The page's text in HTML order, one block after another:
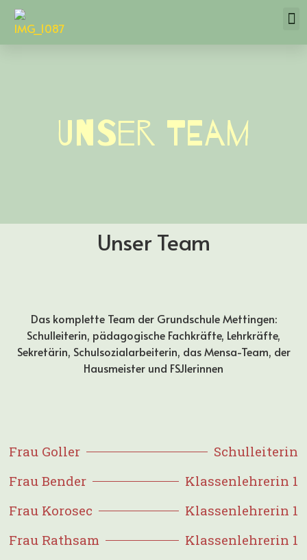
Unser Team
Unser Team
Das komplette Team der Grundschule Mettingen:
Schulleiterin, pädagogische Fachkräfte, Lehrkräfte,
Sekretärin, Schulsozialarbeiterin, das Mensa-Team, der
Hausmeister und FSJlerinnen
Frau Goller
Schulleiterin
Frau Bender
Klassenlehrerin 1
Frau Korosec
Klassenlehrerin 1
Frau Rathsam
Klassenlehrerin 1